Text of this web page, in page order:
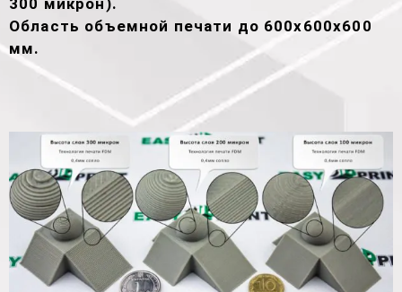
300 микрон).
Область объемной печати до 600х600х600
мм.